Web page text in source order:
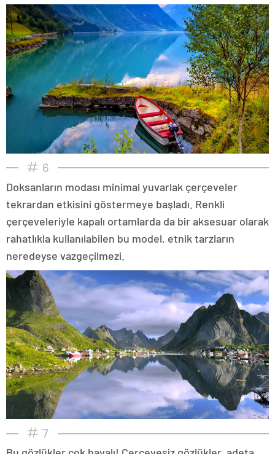
6
Doksanların modası minimal yuvarlak çerçeveler
tekrardan etkisini göstermeye başladı. Renkli
çerçeveleriyle kapalı ortamlarda da bir aksesuar olarak
rahatlıkla kullanılabilen bu model, etnik tarzların
neredeyse vazgeçilmezi.
7